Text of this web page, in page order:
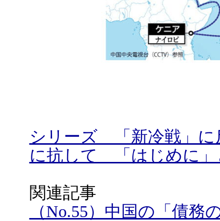
シリーズ 「新冷戦」
に抗して 「はじめに」
関連記事
（No.55）中国の「債